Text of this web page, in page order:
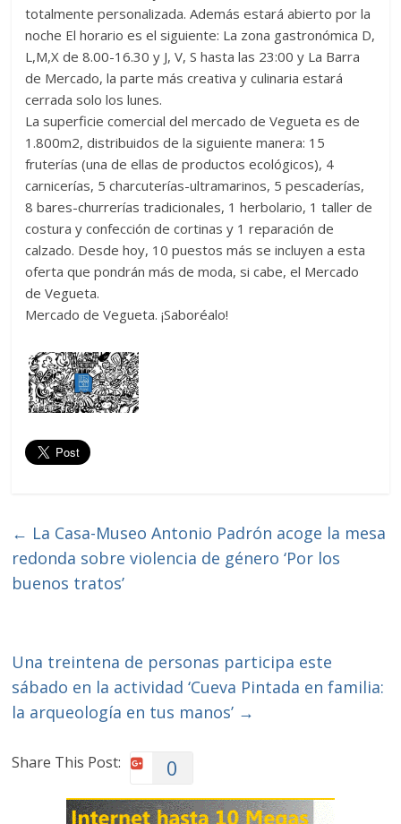
totalmente personalizada. Además estará abierto por la
noche El horario es el siguiente: La zona gastronómica D,
L,M,X de 8.00-16.30 y J, V, S hasta las 23:00 y La Barra
de Mercado, la parte más creativa y culinaria estará
cerrada solo los lunes.
La superficie comercial del mercado de Vegueta es de
1.800m2, distribuidos de la siguiente manera: 15
fruterías (una de ellas de productos ecológicos), 4
carnicerías, 5 charcuterías-ultramarinos, 5 pescaderías,
8 bares-churrerías tradicionales, 1 herbolario, 1 taller de
costura y confección de cortinas y 1 reparación de
calzado. Desde hoy, 10 puestos más se incluyen a esta
oferta que pondrán más de moda, si cabe, el Mercado
de Vegueta.
Mercado de Vegueta. ¡Saboréalo!
← La Casa-Museo Antonio Padrón acoge la mesa
redonda sobre violencia de género ‘Por los
buenos tratos’
Una treintena de personas participa este
sábado en la actividad ‘Cueva Pintada en familia:
la arqueología en tus manos’ →
Share This Post: 0